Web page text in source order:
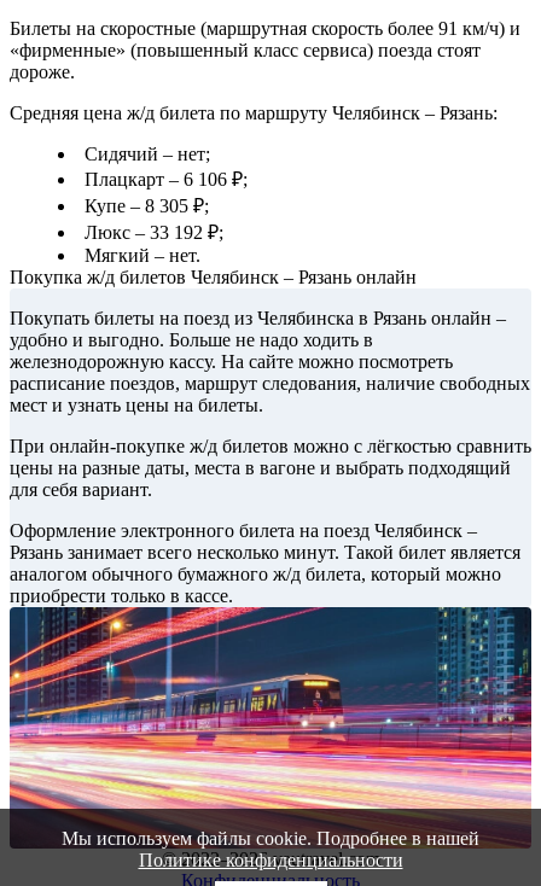
Билеты на скоростные (маршрутная скорость более 91 км/ч) и
«фирменные» (повышенный класс сервиса) поезда стоят
дороже.
Средняя цена ж/д билета по маршруту Челябинск – Рязань:
Сидячий – нет;
Плацкарт – 6 106 ₽;
Купе – 8 305 ₽;
Люкс – 33 192 ₽;
Мягкий – нет.
Покупка ж/д билетов Челябинск – Рязань онлайн
Покупать билеты на поезд из Челябинска в Рязань онлайн –
удобно и выгодно. Больше не надо ходить в
железнодорожную кассу. На сайте можно посмотреть
расписание поездов, маршрут следования, наличие свободных
мест и узнать цены на билеты.
При онлайн-покупке ж/д билетов можно с лёгкостью сравнить
цены на разные даты, места в вагоне и выбрать подходящий
для себя вариант.
Оформление электронного билета на поезд Челябинск –
Рязань занимает всего несколько минут. Такой билет является
аналогом обычного бумажного ж/д билета, который можно
приобрести только в кассе.
© 2022–2026 vautravel.com
Конфиденциальность
Мы используем файлы cookie. Подробнее в нашей
Политике конфиденциальности